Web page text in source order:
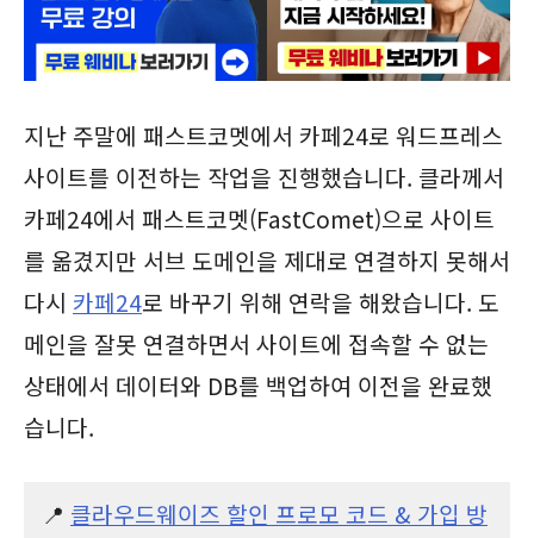
지난 주말에 패스트코멧에서 카페24로 워드프레스
사이트를 이전하는 작업을 진행했습니다. 클라께서
카페24에서 패스트코멧(FastComet)으로 사이트
를 옮겼지만 서브 도메인을 제대로 연결하지 못해서
다시 카페24로 바꾸기 위해 연락을 해왔습니다. 도
메인을 잘못 연결하면서 사이트에 접속할 수 없는
상태에서 데이터와 DB를 백업하여 이전을 완료했
습니다.
📍 클라우드웨이즈 할인 프로모 코드 & 가입 방